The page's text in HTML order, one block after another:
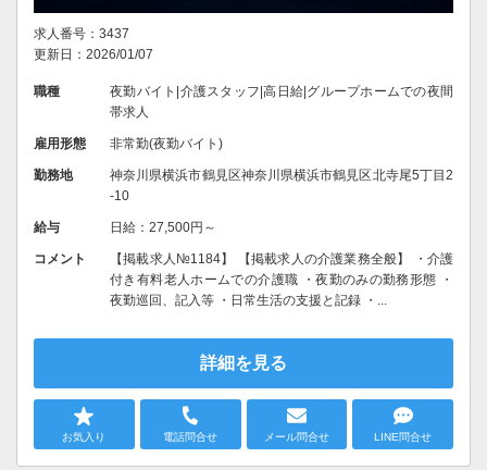
求人番号：3437
更新日：2026/01/07
職種
夜勤バイト|介護スタッフ|高日給|グループホームでの夜間
帯求人
雇用形態 非常勤(夜勤バイト)
勤務地
神奈川県横浜市鶴見区神奈川県横浜市鶴見区北寺尾5丁目2
-10
給与 日給：27,500円～
コメント
【掲載求人№1184】 【掲載求人の介護業務全般】 ・介護
付き有料老人ホームでの介護職 ・夜勤のみの勤務形態 ・
夜勤巡回、記入等 ・日常生活の支援と記録 ・...
詳細を見る
お気入り 電話問合せ メール問合せ LINE問合せ